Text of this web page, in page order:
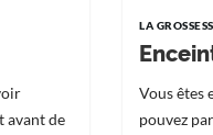
avant de
LA
Vous êtes
pouvez